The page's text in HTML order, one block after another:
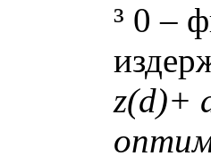
³ 0 –
z(d)+